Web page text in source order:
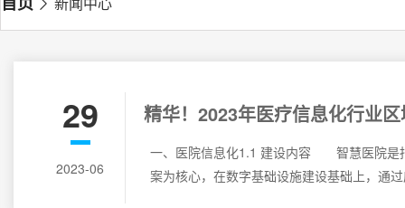
29
2023-06
精华！2023年医疗信息化行业
分析与布局优化
一、医院信息化1.1 建设内容 智慧医院是
案为核心，在数字基础设施建设基础上，通